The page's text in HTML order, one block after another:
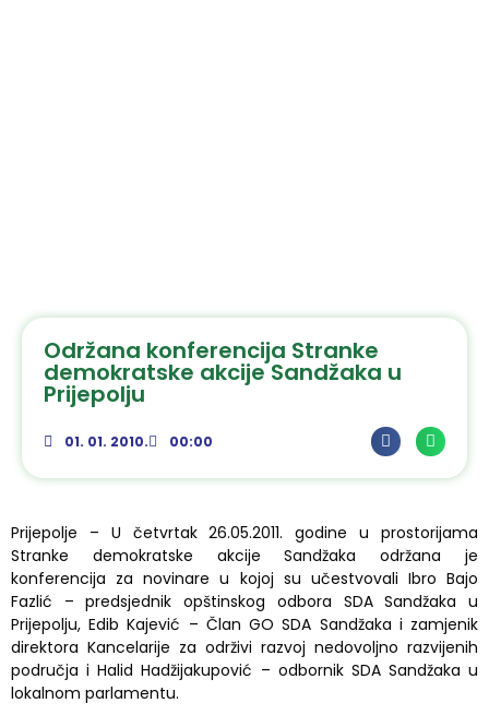
Održana konferencija Stranke
demokratske akcije Sandžaka u
Prijepolju
01. 01. 2010. 00:00
Prijepolje – U četvrtak 26.05.2011. godine u prostorijama
Stranke demokratske akcije Sandžaka održana je
konferencija za novinare u kojoj su učestvovali Ibro Bajo
Fazlić – predsjednik opštinskog odbora SDA Sandžaka u
Prijepolju, Edib Kajević – Član GO SDA Sandžaka i zamjenik
direktora Kancelarije za održivi razvoj nedovoljno razvijenih
područja i Halid Hadžijakupović – odbornik SDA Sandžaka u
lokalnom parlamentu.